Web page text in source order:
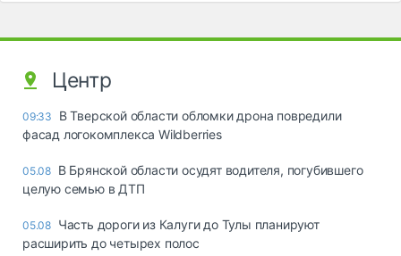
Центр
09:33
В Тверской области обломки дрона повредили
фасад логокомплекса Wildberries
05.08 В Брянской области осудят водителя, погубившего
целую семью в ДТП
05.08 Часть дороги из Калуги до Тулы планируют
расширить до четырех полос